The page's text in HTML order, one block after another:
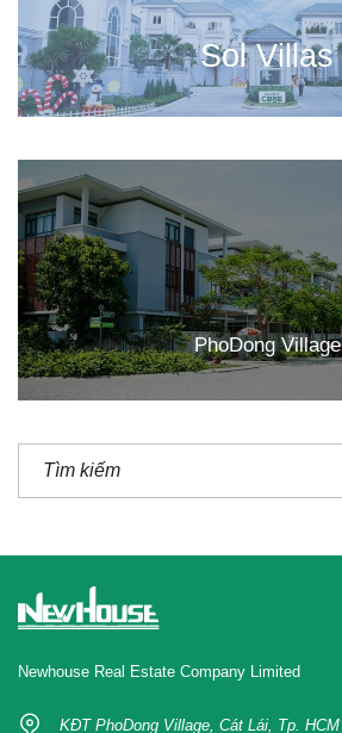
Sol Villas
PhoDong Village
Newhouse Real Estate Company Limited
KĐT PhoDong Village, Cát Lái, Tp. HCM